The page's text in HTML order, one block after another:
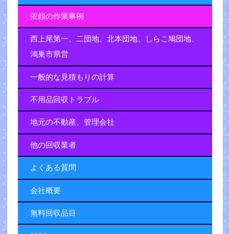
依頼の作業事例
西上尾第一、二団地、北本団地、しらこ鳩団地、
鴻巣市県営
一般的な見積もりの計算
不用品回収トラブル
地元の不動産、管理会社
他の回収業者
よくある質問
会社概要
無料回収品目